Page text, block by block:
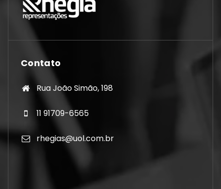
Contato
Rua João Simão, 198
11 91709-6565
rhegias@uol.com.br